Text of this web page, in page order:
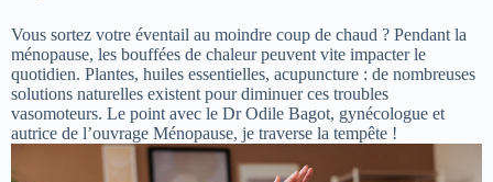
Vous sortez votre éventail au moindre coup de chaud ? Pendant la
ménopause, les bouffées de chaleur peuvent vite impacter le
quotidien. Plantes, huiles essentielles, acupuncture : de nombreuses
solutions naturelles existent pour diminuer ces troubles
vasomoteurs. Le point avec le Dr Odile Bagot, gynécologue et
autrice de l’ouvrage Ménopause, je traverse la tempête !